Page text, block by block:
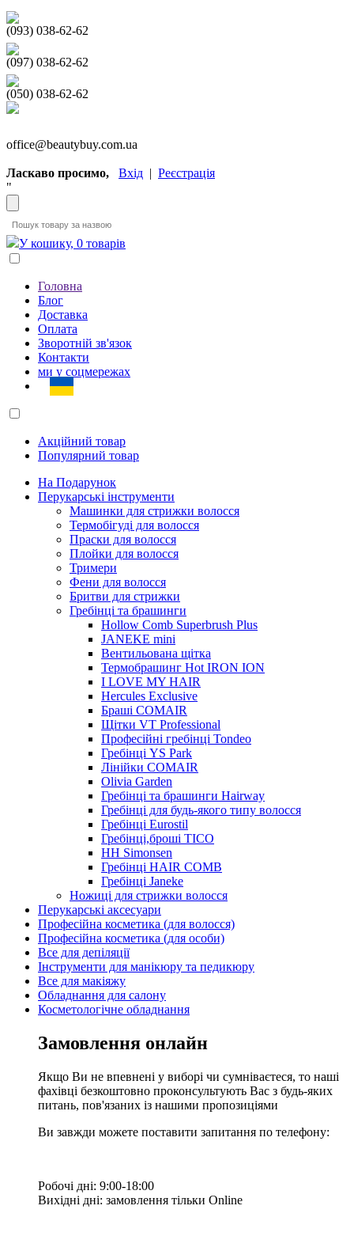
(093) 038-62-62
(097) 038-62-62
(050) 038-62-62
office@beautybuy.com.ua
Ласкаво просимо, Вхід | Реєстрація
"
У кошику, 0 товарів
Головна
Блог
Доставка
Оплата
Зворотній зв'язок
Контакти
ми у соцмережах
Акційний товар
Популярний товар
На Подарунок
Перукарські інструменти
Машинки для стрижки волосся
Термобігуді для волосся
Праски для волосся
Плойки для волосся
Тримери
Фени для волосся
Бритви для стрижки
Гребінці та брашинги
Hollow Comb Superbrush Plus
JANEKE mini
Вентильована щітка
Термобрашинг Hot IRON ION
I LOVE MY HAIR
Hercules Exclusive
Браші COMAIR
Щітки VT Professional
Професійні гребінці Tondeo
Гребінці YS Park
Лінійки COMAIR
Olivia Garden
Гребінці та брашинги Hairway
Гребінці для будь-якого типу волосся
Гребінці Eurostil
Гребінці,броші TICO
HH Simonsen
Гребінці HAIR COMB
Гребінці Janeke
Ножиці для стрижки волосся
Перукарські аксесуари
Професійна косметика (для волосся)
Професійна косметика (для особи)
Все для депіляції
Інструменти для манікюру та педикюру
Все для макіяжу
Обладнання для салону
Косметологічне обладнання
Замовлення онлайн
Якщо Ви не впевнені у виборі чи сумніваєтеся, то наші
фахівці безкоштовно проконсультують Вас з будь-яких
питань, пов'язаних із нашими пропозиціями
Ви завжди можете поставити запитання по телефону:
Робочі дні: 9:00-18:00
Вихідні дні: замовлення тільки Online